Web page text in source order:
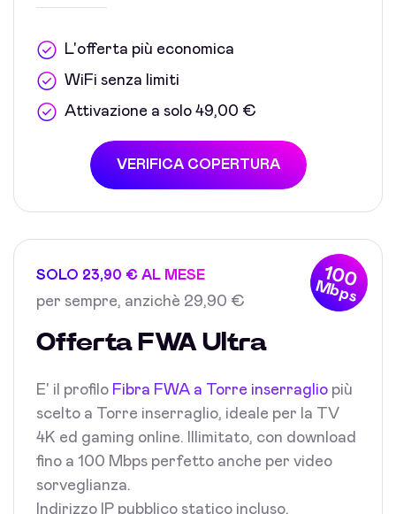
L'offerta più economica
WiFi senza limiti
Attivazione a solo 49,00 €
VERIFICA COPERTURA
100
Mbps
SOLO 23,90 € AL MESE
per sempre, anzichè 29,90 €
Offerta FWA Ultra
E' il profilo Fibra FWA a Torre inserraglio più
scelto a Torre inserraglio, ideale per la TV
4K ed gaming online. Illimitato, con download
fino a 100 Mbps perfetto anche per video
sorveglianza.
Indirizzo IP pubblico statico incluso.